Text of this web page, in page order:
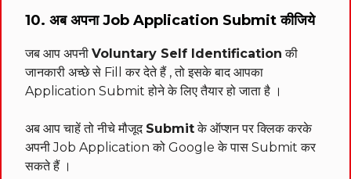
10. अब अपना Job Application Submit कीजिये
जब आप अपनी Voluntary Self Identification की
जानकारी अच्छे से Fill कर देते हैं , तो इसके बाद आपका
Application Submit होने के लिए तैयार हो जाता है ।
अब आप चाहें तो नीचे मौजूद Submitके ऑप्शन पर क्लिक करके
अपनी Job Application को Google के पास Submit कर
सकते हैं ।